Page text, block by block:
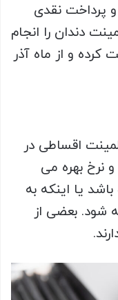
پرداخت نقدی
دندان را انجام
دریافت کرده و از ماه آذر
اقساطی در
نرخ بهره می
یا اینکه به
شود. بعضی از